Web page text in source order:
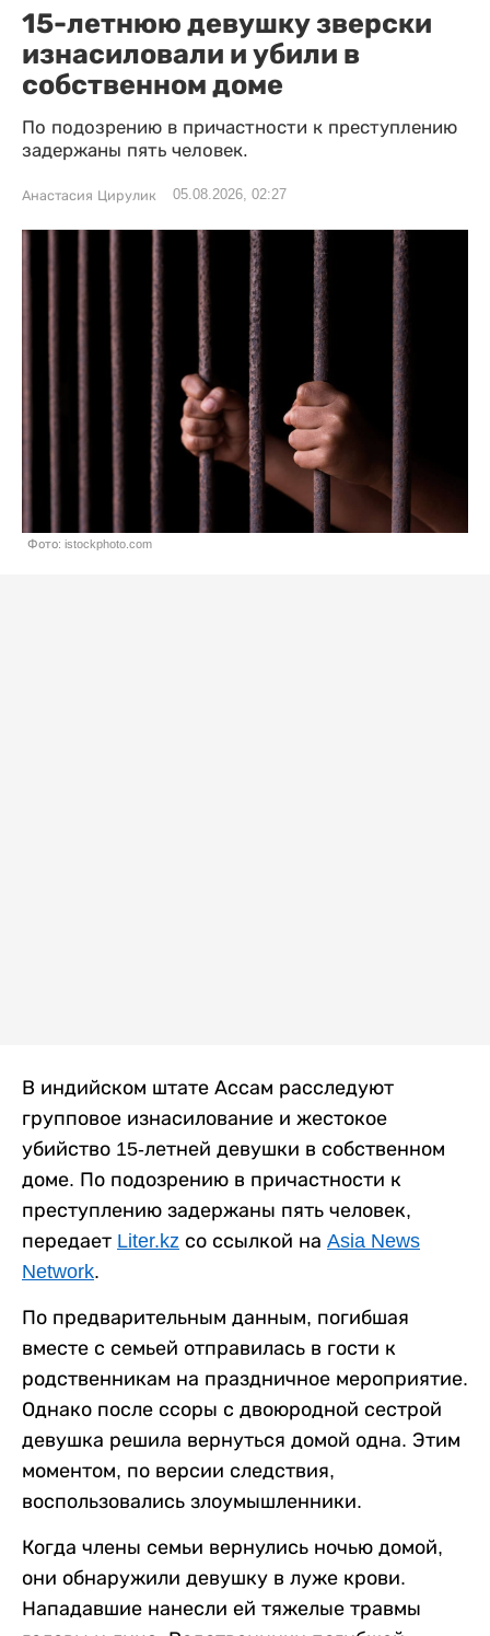
15-летнюю девушку зверски
изнасиловали и убили в
собственном доме
По подозрению в причастности к преступлению
задержаны пять человек.
Анастасия Цирулик 05.08.2026, 02:27
Фото: istockphoto.com
В индийском штате Ассам расследуют
групповое изнасилование и жестокое
убийство 15-летней девушки в собственном
доме. По подозрению в причастности к
преступлению задержаны пять человек,
передает Liter.kz со ссылкой на Asia News
Network.
По предварительным данным, погибшая
вместе с семьей отправилась в гости к
родственникам на праздничное мероприятие.
Однако после ссоры с двоюродной сестрой
девушка решила вернуться домой одна. Этим
моментом, по версии следствия,
воспользовались злоумышленники.
Когда члены семьи вернулись ночью домой,
они обнаружили девушку в луже крови.
Нападавшие нанесли ей тяжелые травмы